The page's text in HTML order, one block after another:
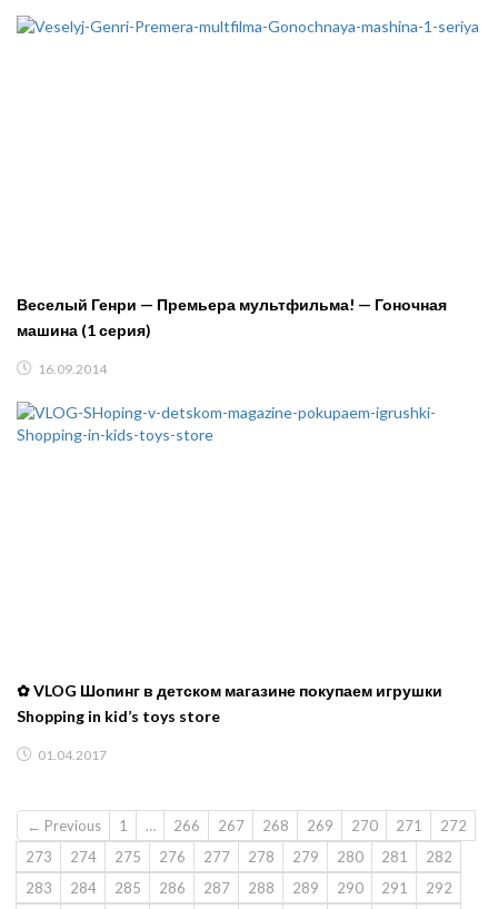
Веселый Генри — Премьера мультфильма! — Гоночная
машина (1 серия)
16.09.2014
✿ VLOG Шопинг в детском магазине покупаем игрушки
Shopping in kid’s toys store
01.04.2017
← Previous 1 … 266 267 268 269 270 271
272
273
274 275 276 277 278 279 280 281
282
283
284 285 286 287 288 289 290 291
292